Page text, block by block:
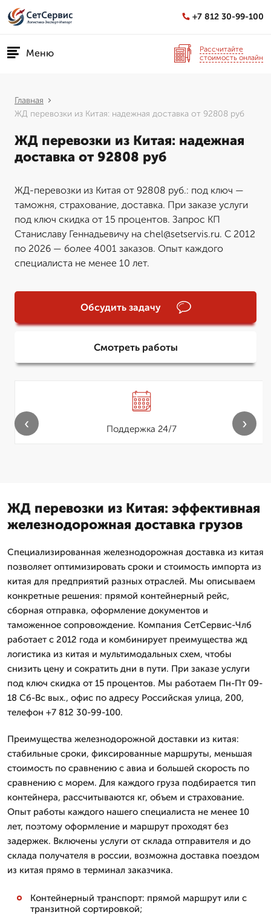
+7 812 30-99-100
Меню
Рассчитайте
стоимость онлайн
Главная
ЖД перевозки из Китая: надежная доставка от 92808 руб
ЖД перевозки из Китая: надежная
доставка от 92808 руб
ЖД-перевозки из Китая от 92808 руб.: под ключ —
таможня, страхование, доставка. При заказе услуги
под ключ скидка от 15 процентов. Запрос КП
Станиславу Геннадьевичу на chel@setservis.ru. С 2012
по 2026 — более 4001 заказов. Опыт каждого
специалиста не менее 10 лет.
Обсудить задачу
Смотреть работы
Поддержка 24/7
‹ ›
ЖД перевозки из Китая: эффективная
железнодорожная доставка грузов
Специализированная железнодорожная доставка из китая
позволяет оптимизировать сроки и стоимость импорта из
китая для предприятий разных отраслей. Мы описываем
конкретные решения: прямой контейнерный рейс,
сборная отправка, оформление документов и
таможенное сопровождение. Компания СетСервис-Члб
работает с 2012 года и комбинирует преимущества жд
логистика из китая и мультимодальных схем, чтобы
снизить цену и сократить дни в пути. При заказе услуги
под ключ скидка от 15 процентов. Мы работаем Пн-Пт 09-
18 Сб-Вс вых., офис по адресу Российская улица, 200,
телефон +7 812 30-99-100.
Преимущества железнодорожной доставки из китая:
стабильные сроки, фиксированные маршруты, меньшая
стоимость по сравнению с авиа и большей скорость по
сравнению с морем. Для каждого груза подбирается тип
контейнера, рассчитываются кг, объем и страхование.
Опыт работы каждого нашего специалиста не менее 10
лет, поэтому оформление и маршрут проходят без
задержек. Включены услуги от склада отправителя и до
склада получателя в россии, возможна доставка поездом
из китая прямо в терминал заказчика.
Контейнерный транспорт: прямой маршрут или с
транзитной сортировкой;